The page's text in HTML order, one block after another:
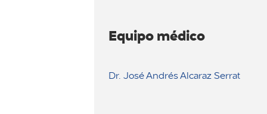
Equipo médico
Dr. José Andrés Alcaraz Serrat